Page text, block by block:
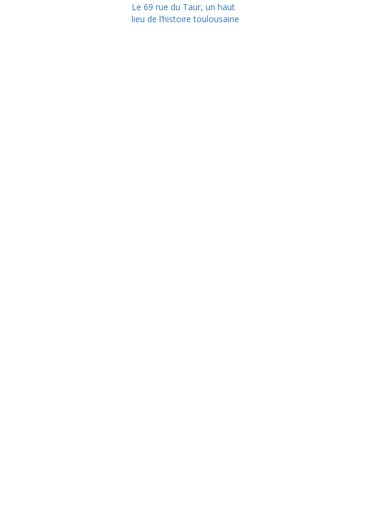
Le 69 rue du Taur, un haut
lieu de l’histoire toulousaine